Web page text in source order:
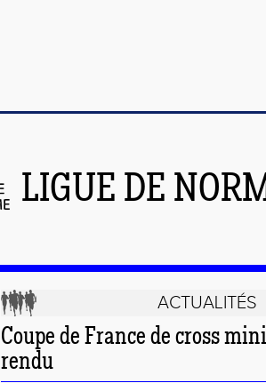
LIGUE DE
ACTUALITÉS
Coupe de France de cross
rendu